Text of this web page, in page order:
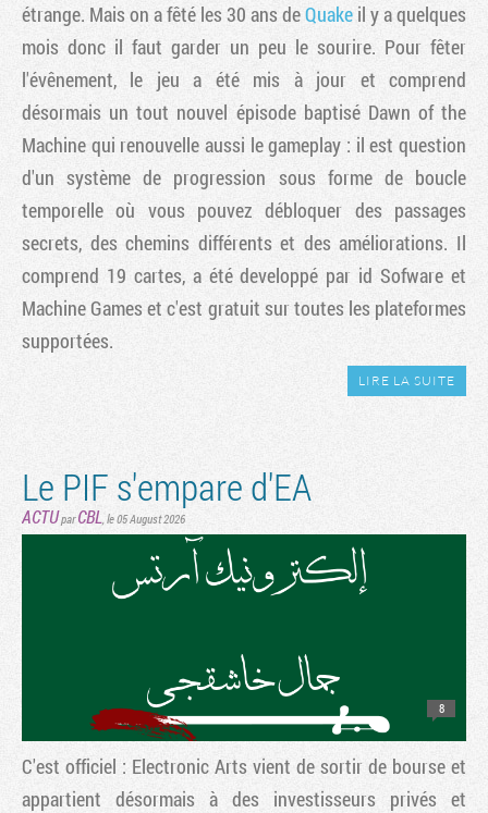
étrange. Mais on a fêté les 30 ans deQuake il y a quelques
mois donc il faut garder un peu le sourire. Pour fêter
l'évênement, le jeu a été mis à jour et comprend
désormais un tout nouvel épisode baptisé Dawn of the
Machine qui renouvelle aussi le gameplay : il est question
d'un système de progression sous forme de boucle
temporelle où vous pouvez débloquer des passages
secrets, des chemins différents et des améliorations. Il
comprend 19 cartes, a été developpé par id Sofware et
Machine Games et c'est gratuit sur toutes les plateformes
supportées.
LIRE LA SUITE
Le PIF s'empare d'EA
ACTUparCBL,le 05 August 2026
8
C'est officiel : Electronic Arts vient de sortir de bourse et
appartient désormais à des investisseurs privés et